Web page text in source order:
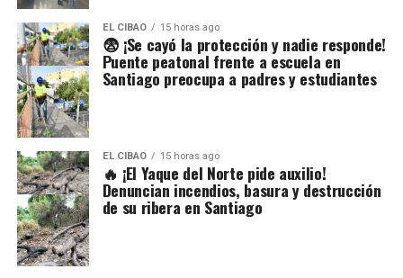
EL CIBAO 15 horas ago
😨 ¡Se cayó la protección y nadie responde!
Puente peatonal frente a escuela en
Santiago preocupa a padres y estudiantes
EL CIBAO 15 horas ago
🔥 ¡El Yaque del Norte pide auxilio!
Denuncian incendios, basura y destrucción
de su ribera en Santiago